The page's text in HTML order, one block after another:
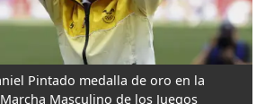
Pintado medalla de oro en la
Masculino de los Juegos